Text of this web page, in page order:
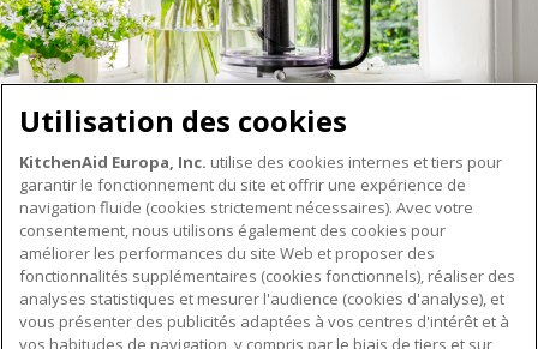
À PROPOS DE KITCHENAID
À propos de KitchenAid
Utilisation des cookies
KitchenAid Europa, Inc. utilise des cookies internes et tiers pour
garantir le fonctionnement du site et offrir une expérience de
navigation fluide (cookies strictement nécessaires). Avec votre
consentement, nous utilisons également des cookies pour
améliorer les performances du site Web et proposer des
fonctionnalités supplémentaires (cookies fonctionnels), réaliser des
analyses statistiques et mesurer l'audience (cookies d'analyse), et
vous présenter des publicités adaptées à vos centres d'intérêt et à